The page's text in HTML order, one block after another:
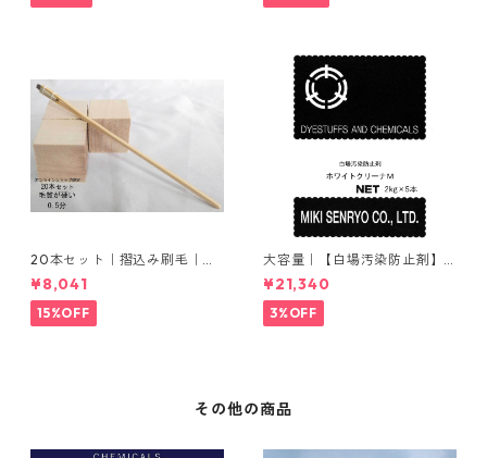
20本セット｜摺込み刷毛｜夏
毛（毛質が硬い）0.5分
¥8,041
15%OFF
大容量｜【白場汚染防止剤】
｜2kg×5本｜ホワイトクリー
ナＭ
¥21,340
3%OFF
その他の商品